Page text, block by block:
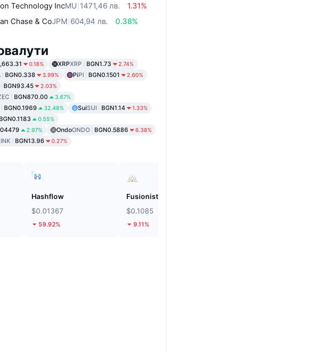
Technology IncMU 1471,46 лв.
1.31%
Chase & CoJPM 604,94 лв.
0.38%
0.18% XRPXRP BGN1.73 2.74%
BGN0.338 3.99% PiPI BGN0.1501 2.60%
BGN93.45 2.03%
BGN870.00 3.67%
BGN0.1969 32.48% SuiSUI BGN1.14 1.33%
BGN0.1183 0.55%
2.97% OndoONDO BGN0.5886 6.38%
BGN13.96 0.27%
Hashflow
$0.01367
59.92%
Fusionist
$0.1085
9.11%